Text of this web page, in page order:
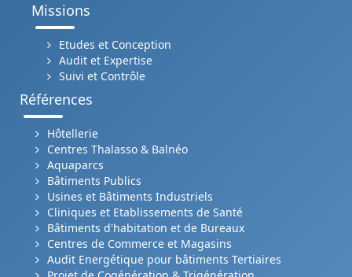
Missions
Etudes et Conception
Audit et Expertise
Suivi et Contrôle
Références
Hôtellerie
Centres Thalasso & Balnéo
Aquaparcs
Bâtiments Publics
Usines et Bâtiments Industriels
Cliniques et Etablissements de Santé
Bâtiments d'habitation et de Bureaux
Centres de Commerce et Magasins
Audit Energétique pour bâtiments Tertiaires